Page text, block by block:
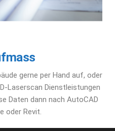
gerne per Hand auf, oder
Laserscan Dienstleistungen
Daten dann nach AutoCAD
oder Revit.